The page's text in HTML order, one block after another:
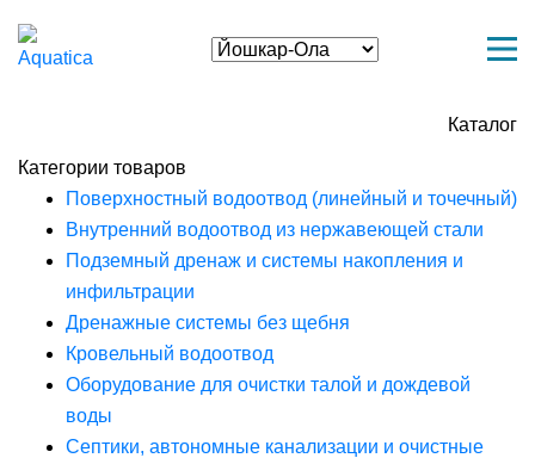
Каталог
Категории товаров
Поверхностный водоотвод (линейный и точечный)
Внутренний водоотвод из нержавеющей стали
Подземный дренаж и системы накопления и
инфильтрации
Дренажные системы без щебня
Кровельный водоотвод
Оборудование для очистки талой и дождевой
воды
Септики, автономные канализации и очистные